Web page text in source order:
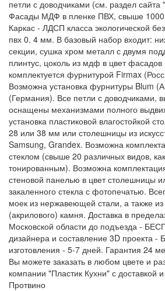
петли с доводчиками (см. раздел
Фасады МДФ в пленке ПВХ, свыше 1000
Каркас - ЛДСП класса экологической
пвх 0. 4 мм. В базовый набор входит:
секции, сушка хром металл с двумя
плинтус, цоколь из мдф в цвет фасадов
комплектуется фурнитурой Firmax
Возможна установка фурнитуры Blum
(Германия). Все петли с доводчиками,
оснащены механизмами полного
установка пластиковой влагостойкой
28 или 38 мм или столешницы из
Samsung, Grandex. Возможна
стеклом (свыше 20 различных видов,
тонированным). Возможна
стеновой панелью в цвет столешницы
закаленного стекла с фотопечатью.
моек из нержавеющей стали, а также из
(акрилового) камня. Доставка в
Московской области до подъезда -
дизайнера и составление 3D проекта
изготовления - 5-7 дней. Гарантия 24
Вы можете заказать в любом цвете и
компании "Пластик Кухни" с доставкой
Протвино